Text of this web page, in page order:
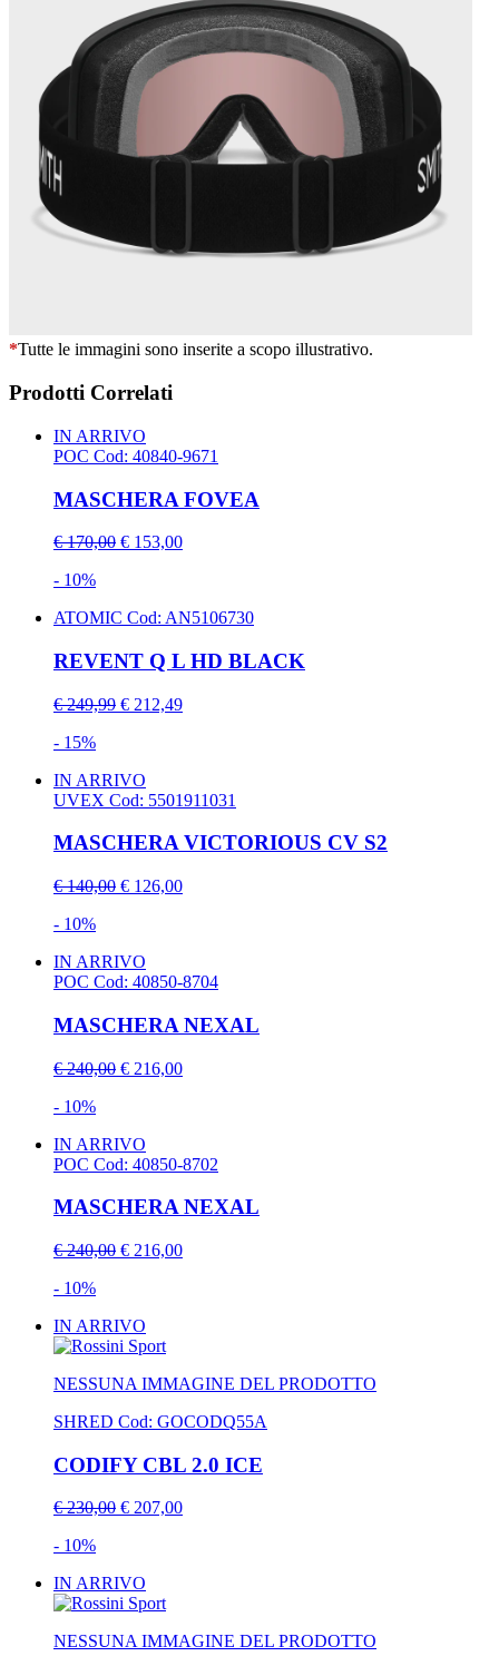
*Tutte le immagini sono inserite a scopo illustrativo.
Prodotti Correlati
IN ARRIVO
POC Cod: 40840-9671
MASCHERA FOVEA
€ 170,00 € 153,00
- 10%
ATOMIC Cod: AN5106730
REVENT Q L HD BLACK
€ 249,99 € 212,49
- 15%
IN ARRIVO
UVEX Cod: 5501911031
MASCHERA VICTORIOUS CV S2
€ 140,00 € 126,00
- 10%
IN ARRIVO
POC Cod: 40850-8704
MASCHERA NEXAL
€ 240,00 € 216,00
- 10%
IN ARRIVO
POC Cod: 40850-8702
MASCHERA NEXAL
€ 240,00 € 216,00
- 10%
IN ARRIVO
NESSUNA IMMAGINE DEL PRODOTTO
SHRED Cod: GOCODQ55A
CODIFY CBL 2.0 ICE
€ 230,00 € 207,00
- 10%
IN ARRIVO
NESSUNA IMMAGINE DEL PRODOTTO